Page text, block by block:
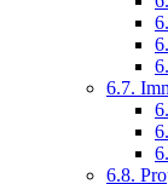
6.7.
6.8.